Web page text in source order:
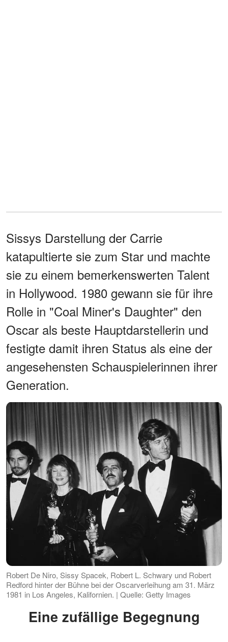
Sissys Darstellung der Carrie
katapultierte sie zum Star und machte
sie zu einem bemerkenswerten Talent
in Hollywood. 1980 gewann sie für ihre
Rolle in "Coal Miner's Daughter" den
Oscar als beste Hauptdarstellerin und
festigte damit ihren Status als eine der
angesehensten Schauspielerinnen ihrer
Generation.
Robert De Niro, Sissy Spacek, Robert L. Schwary und Robert
Redford hinter der Bühne bei der Oscarverleihung am 31. März
1981 in Los Angeles, Kalifornien. | Quelle: Getty Images
Eine zufällige Begegnung